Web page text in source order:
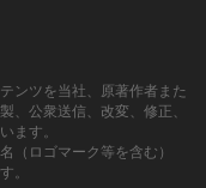
ンツを当社、原著作者また
、公衆送信、改変、修正、
ます。
（ロゴマーク等を含む）
。